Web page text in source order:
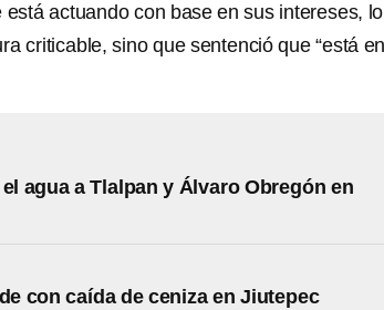
actuando con base en sus intereses, lo
criticable, sino que sentenció que “está
agua a Tlalpan y Álvaro Obregón en
con caída de ceniza en Jiutepec